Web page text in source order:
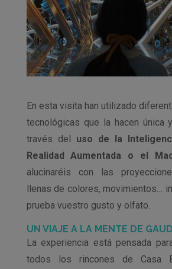
En esta visita han utilizado
tecnológicas que la hacen única
través del uso de la
Realidad Aumentada o el
alucinaréis con las
llenas de colores, movimientos…
prueba vuestro gusto y olfato.
UN VIAJE A LA MENTE DE
La experiencia está pensada
todos los rincones de Casa